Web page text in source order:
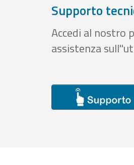
Supporto
Accedi al nostro
assistenza